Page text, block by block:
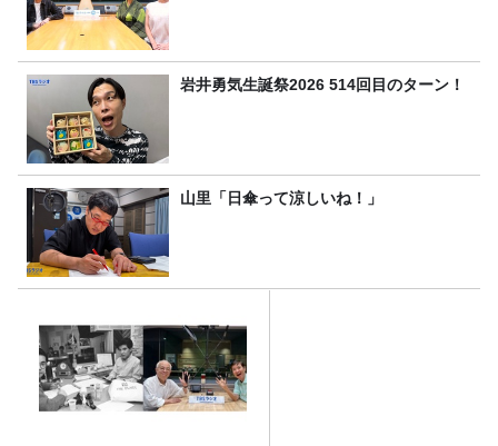
岩井勇気生誕祭2026 514回目のターン！
山里「日傘って涼しいね！」